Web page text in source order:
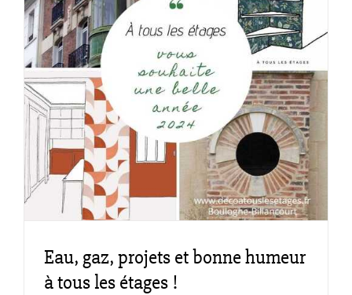
Eau, gaz, projets et bonne humeur
à tous les étages !